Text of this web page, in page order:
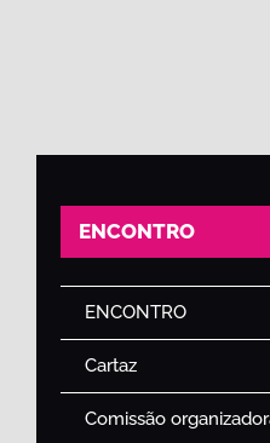
ENCONTRO
ENCONTRO
Cartaz
Comissão